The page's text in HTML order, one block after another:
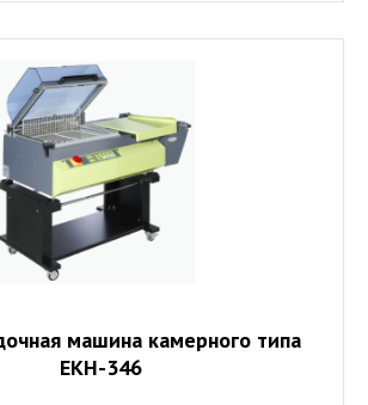
машина камерного типа
ЕКН-346